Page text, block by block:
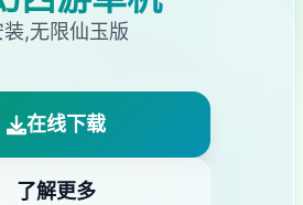
装,无限仙玉版
在线下载
了解更多